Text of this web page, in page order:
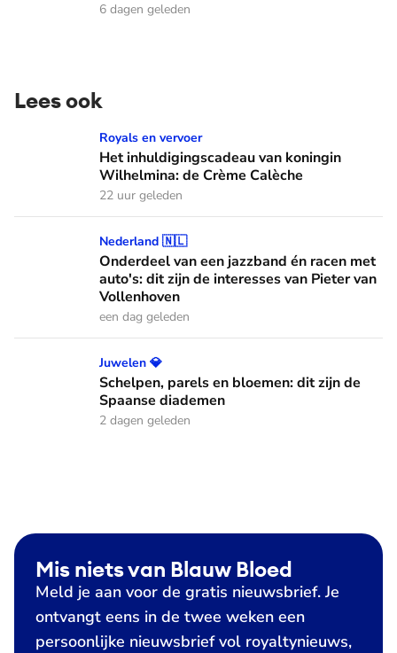
6 dagen geleden
Lees ook
Het inhuldigingscadeau van koningin Wilhelmina: de
Royals en vervoer
Het inhuldigingscadeau van koningin
Wilhelmina: de Crème Calèche
22 uur geleden
Onderdeel van een jazzband én racen met auto's: dit zijn
Nederland 🇳🇱
Onderdeel van een jazzband én racen met
auto's: dit zijn de interesses van Pieter van
Vollenhoven
een dag geleden
Schelpen, parels en bloemen: dit zijn de Spaanse diademen
Juwelen 💎
Schelpen, parels en bloemen: dit zijn de
Spaanse diademen
2 dagen geleden
Mis niets van Blauw Bloed
Meld je aan voor de gratis nieuwsbrief. Je
ontvangt eens in de twee weken een
persoonlijke nieuwsbrief vol royaltynieuws,